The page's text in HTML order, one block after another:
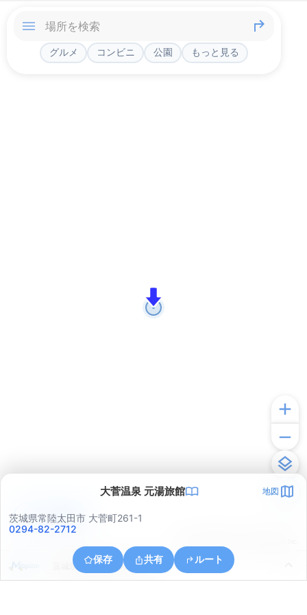
グルメ コンビニ 公園 もっと見る
大菅温泉 元湯旅館 地図
茨城県常陸太田市 大菅町261-1
0294-82-2712
保存 共有 ルート
茨城県常陸太田市天下野町
アプリで見る